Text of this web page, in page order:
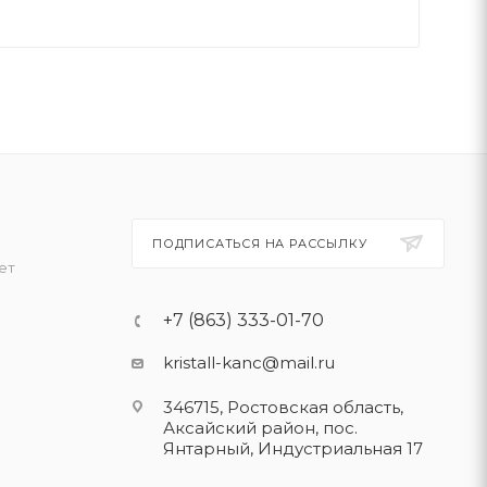
ПОДПИСАТЬСЯ НА РАССЫЛКУ
+7 (863) 333-01-70
kristall-kanc@mail.ru
346715, Ростовская область​,
Аксайский район, пос.
Янтарный, Индустриальная 17